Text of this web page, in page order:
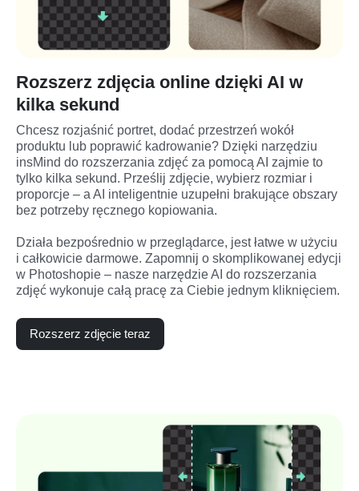
Rozszerz zdjęcia online dzięki AI w
kilka sekund
Chcesz rozjaśnić portret, dodać przestrzeń wokół
produktu lub poprawić kadrowanie? Dzięki narzędziu
insMind do rozszerzania zdjęć za pomocą AI zajmie to
tylko kilka sekund. Prześlij zdjęcie, wybierz rozmiar i
proporcje – a AI inteligentnie uzupełni brakujące obszary
bez potrzeby ręcznego kopiowania.
Działa bezpośrednio w przeglądarce, jest łatwe w użyciu
i całkowicie darmowe. Zapomnij o skomplikowanej edycji
w Photoshopie – nasze narzędzie AI do rozszerzania
zdjęć wykonuje całą pracę za Ciebie jednym kliknięciem.
Rozszerz zdjęcie teraz